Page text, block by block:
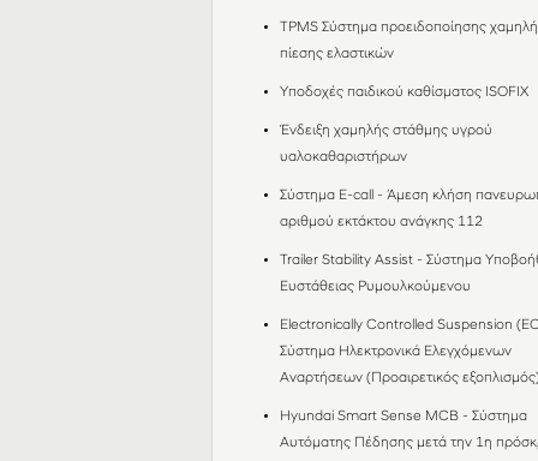
TPMS Σύστημα προειδοποίησης
πίεσης ελαστικών
Υποδοχές παιδικού καθίσματος ISOFIX
Ένδειξη χαμηλής στάθμης υγρού
υαλοκαθαριστήρων
Σύστημα E-call - Άμεση κλήση
αριθμού εκτάκτου ανάγκης 112
Trailer Stability Assist - Σύστημα
Ευστάθειας Ρυμουλκούμενου
Electronically Controlled Suspension
Σύστημα Ηλεκτρονικά Ελεγχόμενων
Αναρτήσεων (Προαιρετικός
Hyundai Smart Sense MCB - Σύστημα
Αυτόματης Πέδησης μετά την 1η